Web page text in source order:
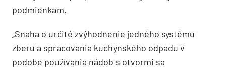
podmienkam.
„Snaha o určité zvýhodnenie jedného systému
zberu a spracovania kuchynského odpadu v
podobe používania nádob s otvormi sa